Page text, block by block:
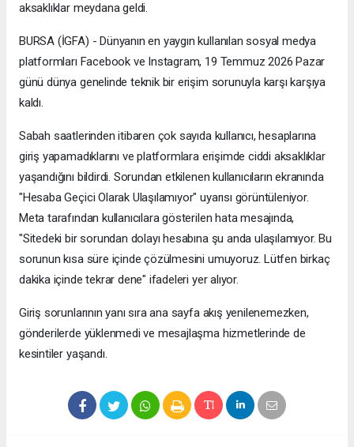
aksaklıklar meydana geldi.
BURSA (İGFA) - Dünyanın en yaygın kullanılan sosyal medya
platformları Facebook ve Instagram, 19 Temmuz 2026 Pazar
günü dünya genelinde teknik bir erişim sorunuyla karşı karşıya
kaldı.
Sabah saatlerinden itibaren çok sayıda kullanıcı, hesaplarına
giriş yapamadıklarını ve platformlara erişimde ciddi aksaklıklar
yaşandığını bildirdi. Sorundan etkilenen kullanıcıların ekranında
"Hesaba Geçici Olarak Ulaşılamıyor" uyarısı görüntüleniyor.
Meta tarafından kullanıcılara gösterilen hata mesajında,
"Sitedeki bir sorundan dolayı hesabına şu anda ulaşılamıyor. Bu
sorunun kısa süre içinde çözülmesini umuyoruz. Lütfen birkaç
dakika içinde tekrar dene" ifadeleri yer alıyor.
Giriş sorunlarının yanı sıra ana sayfa akış yenilenemezken,
gönderilerde yüklenmedi ve mesajlaşma hizmetlerinde de
kesintiler yaşandı.